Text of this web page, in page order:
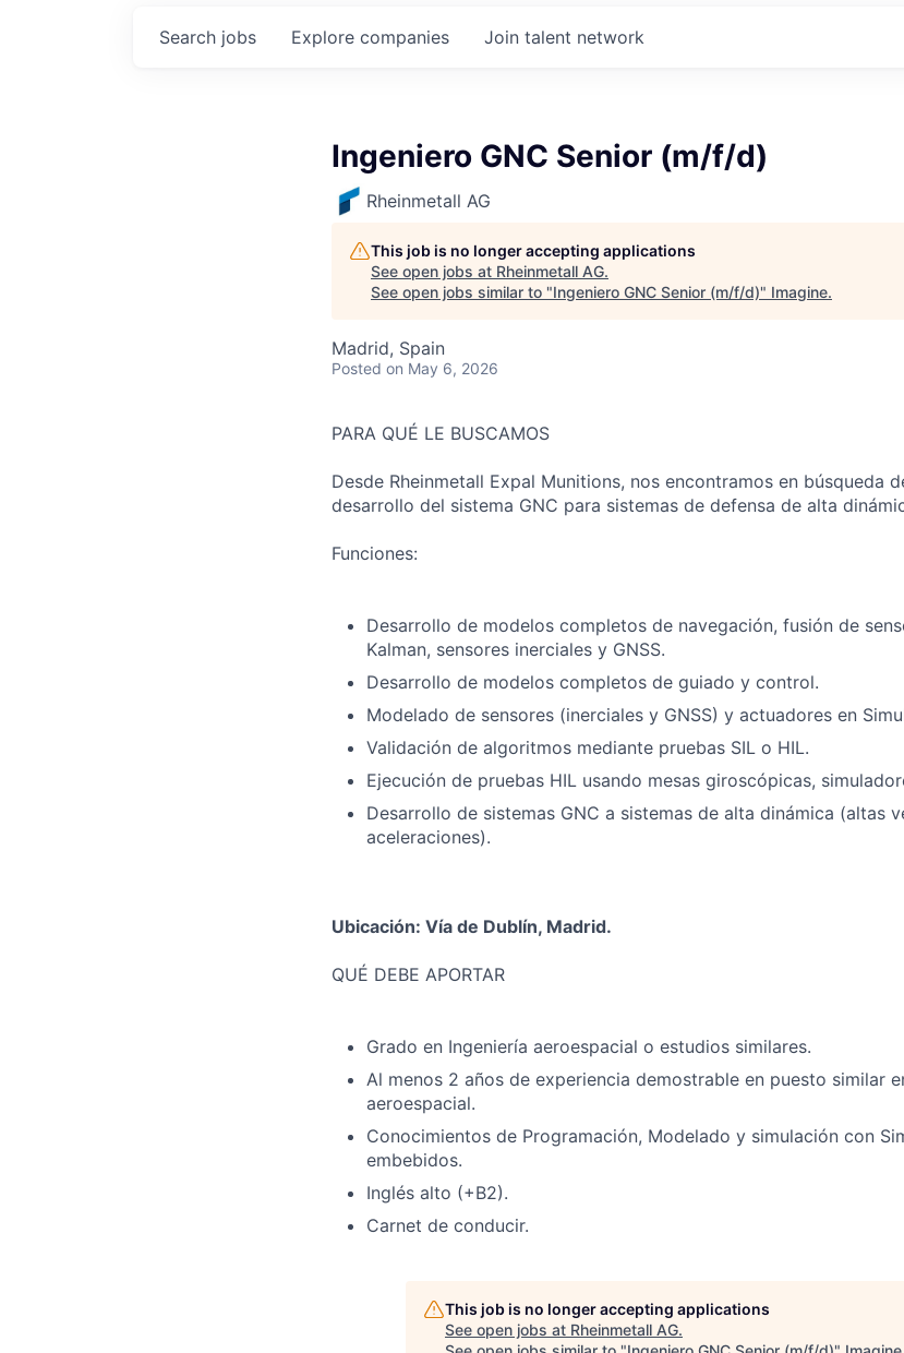
Search jobs Explore companies Join talent network
Ingeniero GNC Senior (m/f/d)
Rheinmetall AG
This job is no longer accepting applications
See open jobs at Rheinmetall AG.
See open jobs similar to "Ingeniero GNC Senior (m/f/d)" Imagine.
Madrid, Spain
Posted on May 6, 2026
PARA QUÉ LE BUSCAMOS
Desde Rheinmetall Expal Munitions, nos encontramos en búsqueda
desarrollo del sistema GNC para sistemas de defensa de alta
Funciones:
Desarrollo de modelos completos de navegación, fusión de
Kalman, sensores inerciales y GNSS.
Desarrollo de modelos completos de guiado y control.
Modelado de sensores (inerciales y GNSS) y actuadores en
Validación de algoritmos mediante pruebas SIL o HIL.
Ejecución de pruebas HIL usando mesas giroscópicas,
Desarrollo de sistemas GNC a sistemas de alta dinámica (altas
aceleraciones).
Ubicación: Vía de Dublín, Madrid.
QUÉ DEBE APORTAR
Grado en Ingeniería aeroespacial o estudios similares.
Al menos 2 años de experiencia demostrable en puesto similar
aeroespacial.
Conocimientos de Programación, Modelado y simulación con
embebidos.
Inglés alto (+B2).
Carnet de conducir.
This job is no longer accepting applications
See open jobs at Rheinmetall AG.